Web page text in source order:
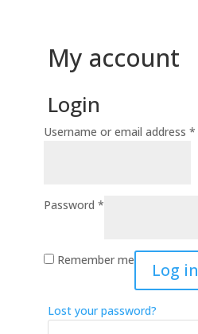
My account
Login
Username or email address *
Password *
Remember me Log in
Lost your password?